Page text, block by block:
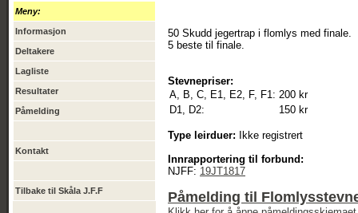
Meny:
Informasjon
Deltakere
Lagliste
Resultater
Påmelding
Kontakt
Tilbake til Skåla J.F.F
50 Skudd jegertrap i flomlys med finale.
5 beste til finale.
Stevnepriser:
A, B, C, E1, E2, F, F1: 200 kr
D1, D2:
150 kr
Type leirduer: Ikke registrert
Innrapportering til forbund:
NJFF: 19JT1817
Påmelding til